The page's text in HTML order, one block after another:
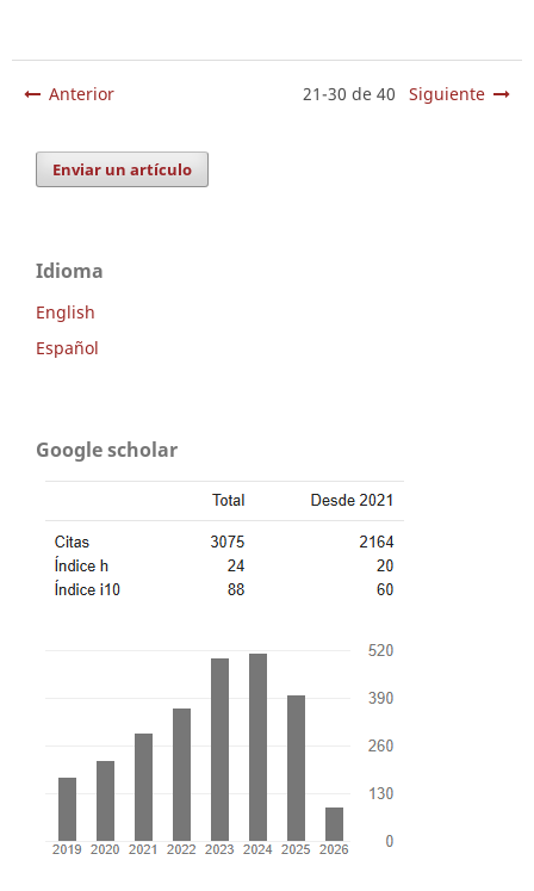
Anterior 21-30 de 40 Siguiente
Enviar un artículo
Idioma
English
Español
Google scholar